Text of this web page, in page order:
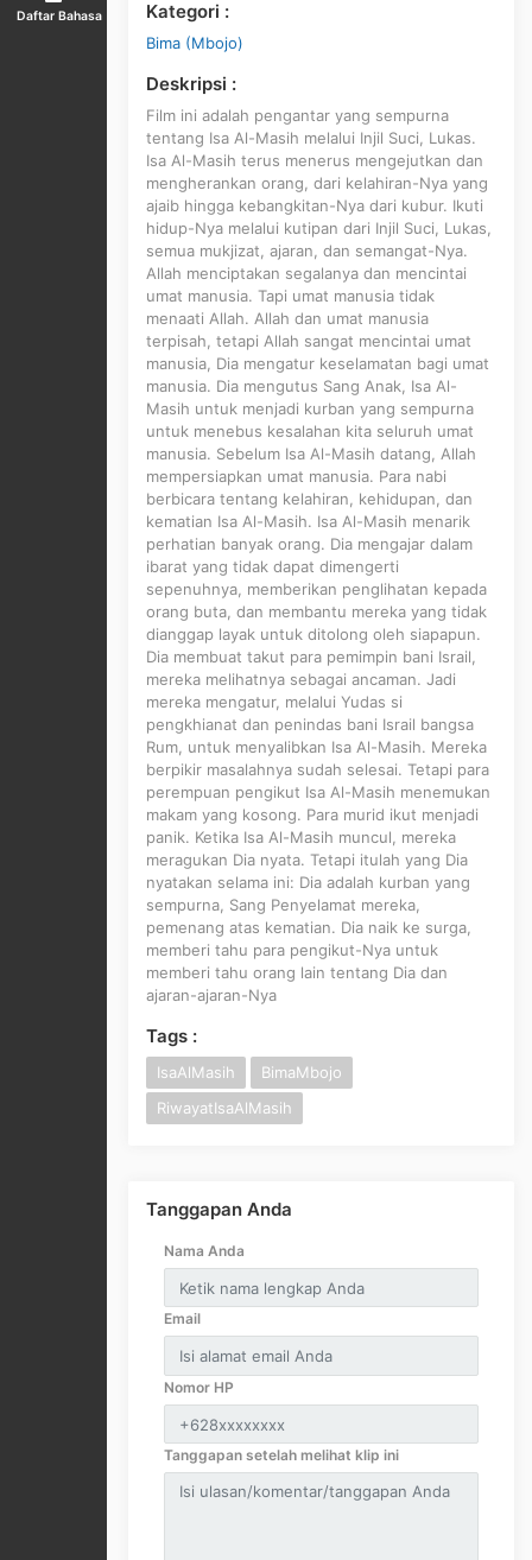
Daftar Bahasa Kategori :
Bima (Mbojo)
Deskripsi :
Film ini adalah pengantar yang sempurna
tentang Isa Al-Masih melalui Injil Suci, Lukas.
Isa Al-Masih terus menerus mengejutkan dan
mengherankan orang, dari kelahiran-Nya yang
ajaib hingga kebangkitan-Nya dari kubur. Ikuti
hidup-Nya melalui kutipan dari Injil Suci, Lukas,
semua mukjizat, ajaran, dan semangat-Nya.
Allah menciptakan segalanya dan mencintai
umat manusia. Tapi umat manusia tidak
menaati Allah. Allah dan umat manusia
terpisah, tetapi Allah sangat mencintai umat
manusia, Dia mengatur keselamatan bagi umat
manusia. Dia mengutus Sang Anak, Isa Al-
Masih untuk menjadi kurban yang sempurna
untuk menebus kesalahan kita seluruh umat
manusia. Sebelum Isa Al-Masih datang, Allah
mempersiapkan umat manusia. Para nabi
berbicara tentang kelahiran, kehidupan, dan
kematian Isa Al-Masih. Isa Al-Masih menarik
perhatian banyak orang. Dia mengajar dalam
ibarat yang tidak dapat dimengerti
sepenuhnya, memberikan penglihatan kepada
orang buta, dan membantu mereka yang tidak
dianggap layak untuk ditolong oleh siapapun.
Dia membuat takut para pemimpin bani Israil,
mereka melihatnya sebagai ancaman. Jadi
mereka mengatur, melalui Yudas si
pengkhianat dan penindas bani Israil bangsa
Rum, untuk menyalibkan Isa Al-Masih. Mereka
berpikir masalahnya sudah selesai. Tetapi para
perempuan pengikut Isa Al-Masih menemukan
makam yang kosong. Para murid ikut menjadi
panik. Ketika Isa Al-Masih muncul, mereka
meragukan Dia nyata. Tetapi itulah yang Dia
nyatakan selama ini: Dia adalah kurban yang
sempurna, Sang Penyelamat mereka,
pemenang atas kematian. Dia naik ke surga,
memberi tahu para pengikut-Nya untuk
memberi tahu orang lain tentang Dia dan
ajaran-ajaran-Nya
Tags :
IsaAlMasih
BimaMbojo
RiwayatIsaAlMasih
Tanggapan Anda
Nama Anda
Email
Nomor HP
Tanggapan setelah melihat klip ini